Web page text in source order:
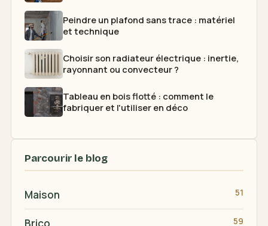
Peindre un plafond sans trace : matériel
et technique
Choisir son radiateur électrique : inertie,
rayonnant ou convecteur ?
Tableau en bois flotté : comment le
fabriquer et l'utiliser en déco
Parcourir le blog
Maison 51
59